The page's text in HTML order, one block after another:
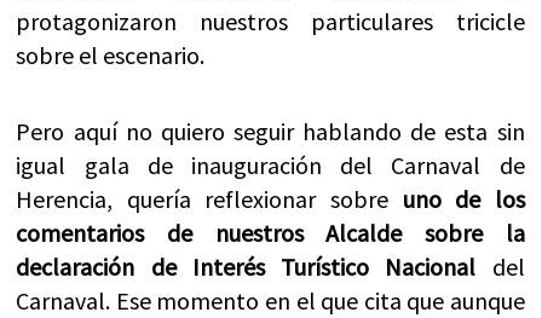
protagonizaron nuestros particulares tricicle
sobre el escenario.
Pero aquí no quiero seguir hablando de esta sin
igual gala de inauguración del Carnaval de
Herencia, quería reflexionar sobre uno de los
comentarios de nuestros Alcalde sobre la
declaración de Interés Turístico Nacional del
Carnaval. Ese momento en el que cita que aunque